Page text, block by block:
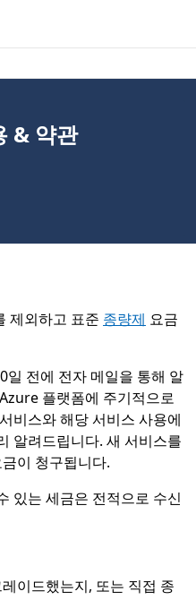
& 약관
제외하고 표준 종량제 요금
일 전에 전자 메일을 통해 알
플랫폼에 주기적으로
비스와 해당 서비스 사용에
알려드립니다. 새 서비스를
이 청구됩니다.
있는 세금은 전적으로 수신
이드했는지, 또는 직접 종